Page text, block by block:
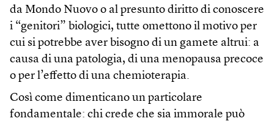
da Mondo Nuovo o al presunto diritto di conoscere
i “genitori” biologici, tutte omettono il motivo per
cui si potrebbe aver bisogno di un gamete altrui: a
causa di una patologia, di una menopausa precoce
o per l’effetto di una chemioterapia.
Così come dimenticano un particolare
fondamentale: chi crede che sia immorale può